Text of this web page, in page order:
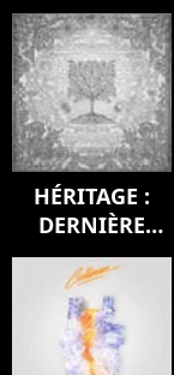
HÉRITAGE :
DERNIÈRE
EMPREINTE